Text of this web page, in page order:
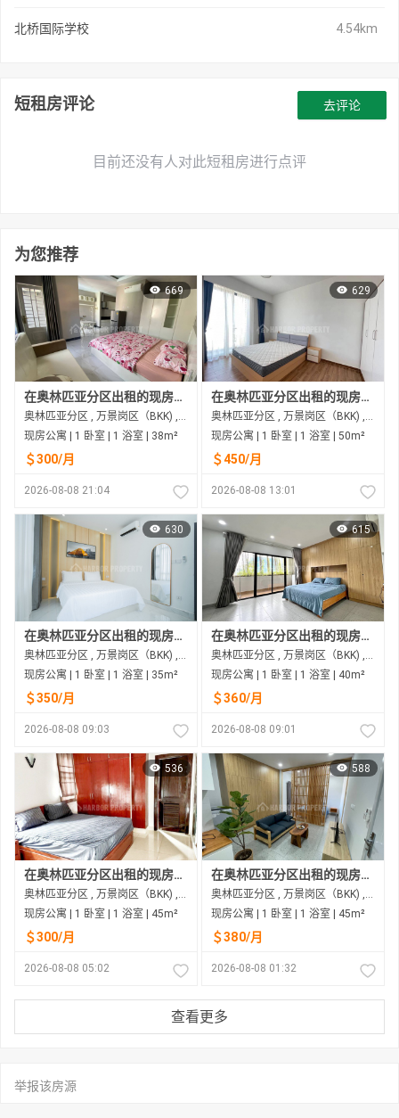
北桥国际学校 4.54km
短租房评论
目前还没有人对此短租房进行点评
去评论
为您推荐
669
在奥林匹亚分区出租的现房公寓
奥林匹亚分区 , 万景岗区（BKK) , 金边市
现房公寓 | 1 卧室 | 1 浴室 | 38m²
＄300/月
2026-08-08 21:04
629
在奥林匹亚分区出租的现房公寓
奥林匹亚分区 , 万景岗区（BKK) , 金边市
现房公寓 | 1 卧室 | 1 浴室 | 50m²
＄450/月
2026-08-08 13:01
630
在奥林匹亚分区出租的现房公寓
奥林匹亚分区 , 万景岗区（BKK) , 金边市
现房公寓 | 1 卧室 | 1 浴室 | 35m²
＄350/月
2026-08-08 09:03
615
在奥林匹亚分区出租的现房公寓
奥林匹亚分区 , 万景岗区（BKK) , 金边市
现房公寓 | 1 卧室 | 1 浴室 | 40m²
＄360/月
2026-08-08 09:01
536
在奥林匹亚分区出租的现房公寓
奥林匹亚分区 , 万景岗区（BKK) , 金边市
现房公寓 | 1 卧室 | 1 浴室 | 45m²
＄300/月
2026-08-08 05:02
588
在奥林匹亚分区出租的现房公寓
奥林匹亚分区 , 万景岗区（BKK) , 金边市
现房公寓 | 1 卧室 | 1 浴室 | 45m²
＄380/月
2026-08-08 01:32
查看更多
举报该房源